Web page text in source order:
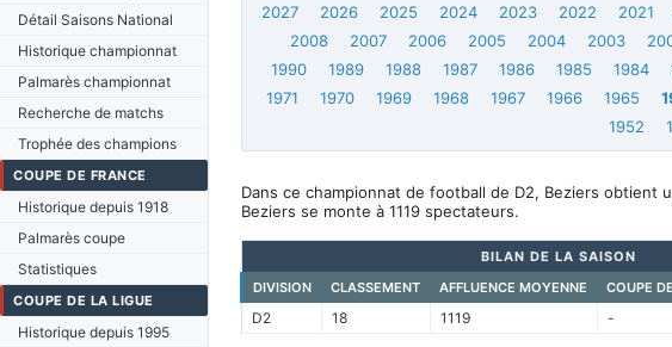
Détail Saisons National
Historique championnat
Palmarès championnat
Recherche de matchs
Trophée des champions
COUPE DE FRANCE
Historique depuis 1918
Palmarès coupe
Statistiques
COUPE DE LA LIGUE
Historique depuis 1995
2027
2026 2025 2024 2023 2022 2021
2008
2007 2006 2005 2004 2003
1990
1989 1988 1987 1986 1985 1984
1971
1970 1969 1968 1967 1966 1965
1952
Dans ce championnat de football de D2, Beziers
Beziers se monte à 1119 spectateurs.
BILAN DE LA SAISON
DIVISION
CLASSEMENT AFFLUENCE MOYENNE COUPE
D2 18 1119 -